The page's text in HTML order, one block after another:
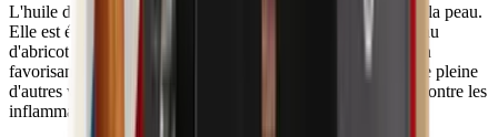
L'huile de noyau d'abricot permet de revitaliser et régénérer la peau.
Elle est également anti-âge et anti-oxydante. L'huile de noyau
d'abricot lutte efficacement contre le vieillissement cutané en
favorisant le renouvellement des cellules. Il s'agit d'une huile pleine
d'autres vertus: elle tonifie, hydrate, raffermit, nourrit, lutte contre les
inflammations, ...